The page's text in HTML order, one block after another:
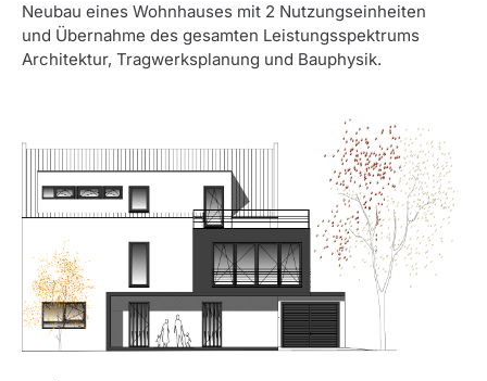
Neubau eines Wohnhauses mit 2 Nutzungseinheiten
und Übernahme des gesamten Leistungsspektrums
Architektur, Tragwerksplanung und Bauphysik.